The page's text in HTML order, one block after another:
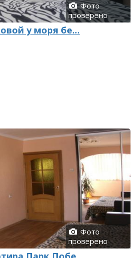
Фото
проверено
у моря бе...
Фото
проверено